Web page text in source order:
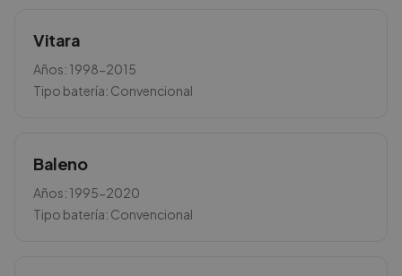
Vitara
Años: 1998-2015
Tipo batería: Convencional
Baleno
Años: 1995-2020
Tipo batería: Convencional